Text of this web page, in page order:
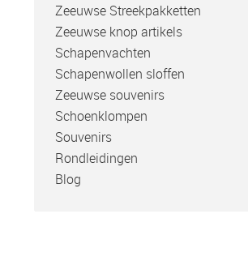
Zeeuwse Streekpakketten
Zeeuwse knop artikels
Schapenvachten
Schapenwollen sloffen
Zeeuwse souvenirs
Schoenklompen
Souvenirs
Rondleidingen
Blog